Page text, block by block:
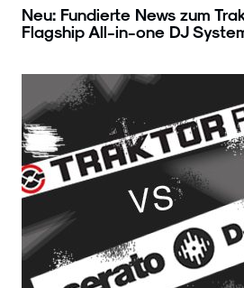
Neu: Fundierte News zum
Flagship All-in-one DJ